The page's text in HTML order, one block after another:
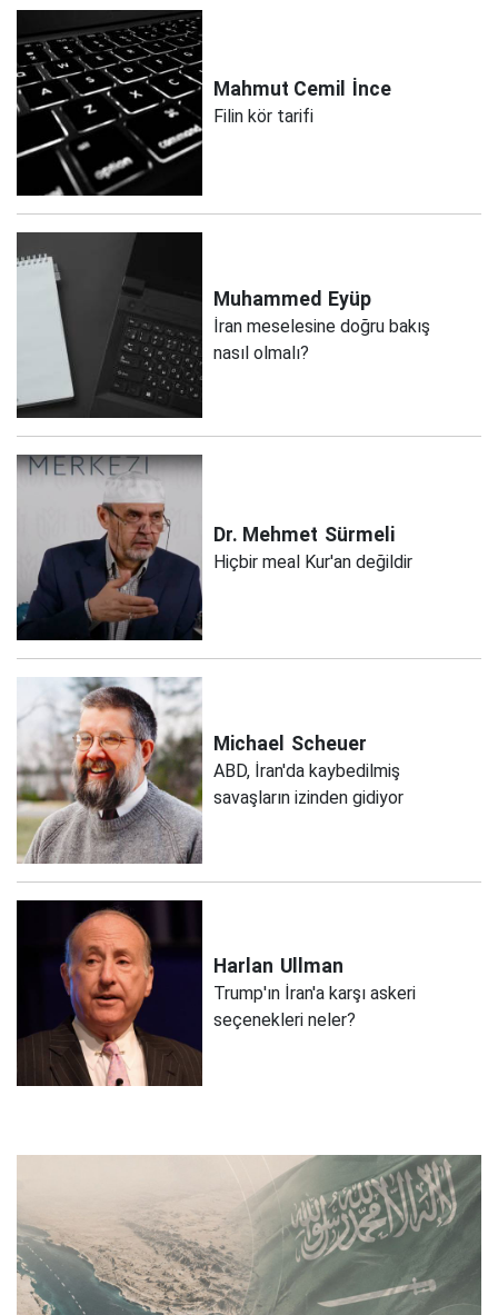
Mahmut Cemil İnce
Filin kör tarifi
Muhammed Eyüp
İran meselesine doğru bakış
nasıl olmalı?
Dr. Mehmet Sürmeli
Hiçbir meal Kur'an değildir
Michael Scheuer
ABD, İran'da kaybedilmiş
savaşların izinden gidiyor
Harlan Ullman
Trump'ın İran'a karşı askeri
seçenekleri neler?